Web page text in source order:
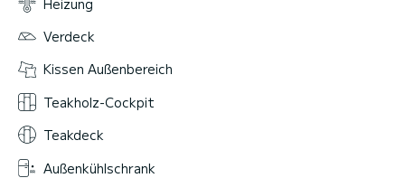
Verdeck
Kissen Außenbereich
Teakholz-Cockpit
Teakdeck
Außenkühlschrank